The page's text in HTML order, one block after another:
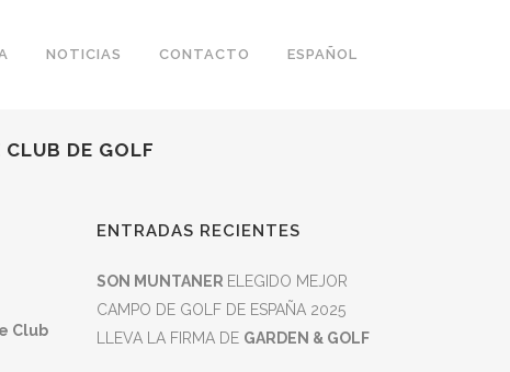
NOTICIAS CONTACTO ESPAÑOL
CLUB DE GOLF
Club
ENTRADAS RECIENTES
SON MUNTANER ELEGIDO MEJOR
CAMPO DE GOLF DE ESPAÑA 2025
LLEVA LA FIRMA DE GARDEN & GOLF